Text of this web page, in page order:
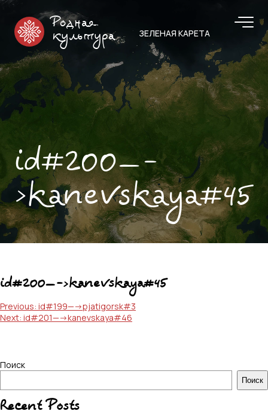
Родная
культура
ЗЕЛЕНАЯ КАРЕТА
id#200—-
>kanevskaya#45
id#200—->kanevskaya#45
Навигация
по
Previous: id#199—->pjatigorsk#3
Next: id#201—->kanevskaya#46
Поиск
Поиск
Recent Posts